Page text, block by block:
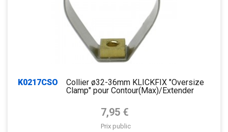
K0217CSO
Collier ø32-36mm KLICKFIX "Oversize
Clamp" pour Contour(Max)/Extender
Prix de base
7,95 €
Prix public